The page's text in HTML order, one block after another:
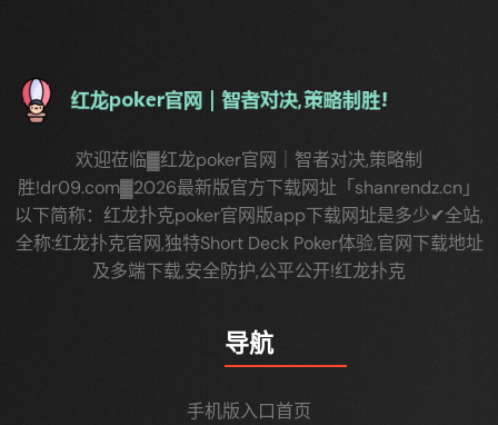
欢迎莅临▓红龙poker官网｜智者对决,策略制
胜!dr09.com▓2026最新版官方下载网址「shanrendz.cn」
以下简称：红龙扑克poker官网版app下载网址是多少✔全站,
全称:红龙扑克官网,独特Short Deck Poker体验,官网下载地址
及多端下载,安全防护,公平公开!红龙扑克
导航
手机版入口首页